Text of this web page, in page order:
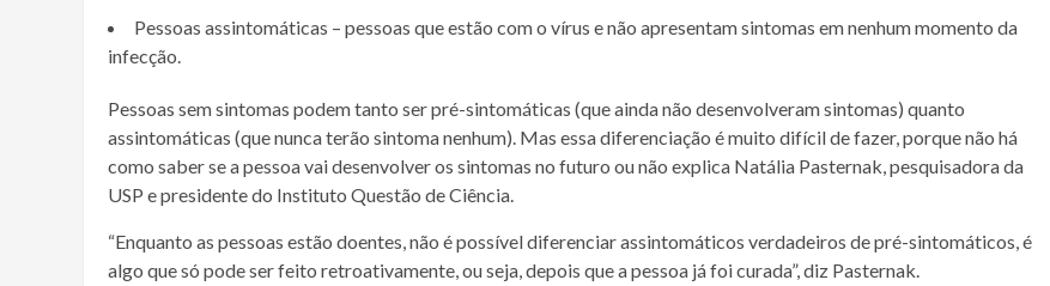
Pessoas assintomáticas – pessoas que estão com o vírus e não apresentam sintomas em nenhum momento da
infecção.
Pessoas sem sintomas podem tanto ser pré-sintomáticas (que ainda não desenvolveram sintomas) quanto
assintomáticas (que nunca terão sintoma nenhum). Mas essa diferenciação é muito difícil de fazer, porque não há
como saber se a pessoa vai desenvolver os sintomas no futuro ou não explica Natália Pasternak, pesquisadora da
USP e presidente do Instituto Questão de Ciência.
“Enquanto as pessoas estão doentes, não é possível diferenciar assintomáticos verdadeiros de pré-sintomáticos, é
algo que só pode ser feito retroativamente, ou seja, depois que a pessoa já foi curada”, diz Pasternak.